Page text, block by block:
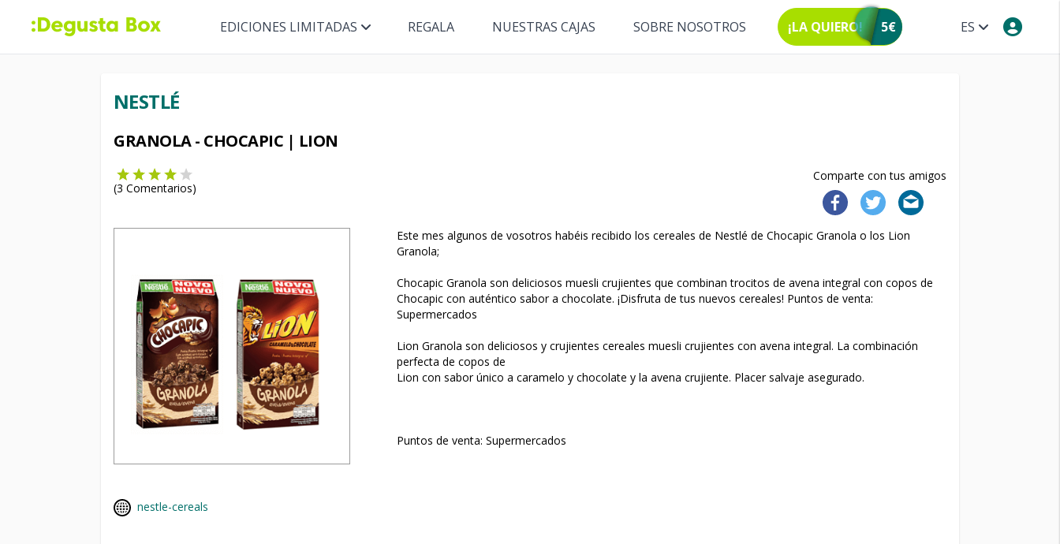
ES
EDICIONES LIMITADAS REGALA NUESTRAS CAJAS SOBRE NOSOTROS ¡LA QUIERO! 5€
NESTLÉ
GRANOLA - CHOCAPIC | LION
Comparte con tus amigos
(3 Comentarios)
Este mes algunos de vosotros habéis recibido los cereales de Nestlé de Chocapic Granola o los Lion
Granola;
Chocapic Granola son deliciosos muesli crujientes que combinan trocitos de avena integral con copos de
Chocapic con auténtico sabor a chocolate. ¡Disfruta de tus nuevos cereales! Puntos de venta:
Supermercados
Lion Granola son deliciosos y crujientes cereales muesli crujientes con avena integral. La combinación
perfecta de copos de
Lion con sabor único a caramelo y chocolate y la avena crujiente. Placer salvaje asegurado.
Puntos de venta: Supermercados
nestle-cereals